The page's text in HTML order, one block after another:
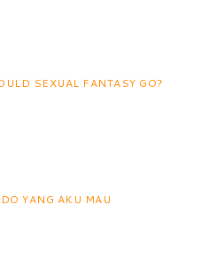
SEXUAL FANTASY GO?
YANG AKU MAU